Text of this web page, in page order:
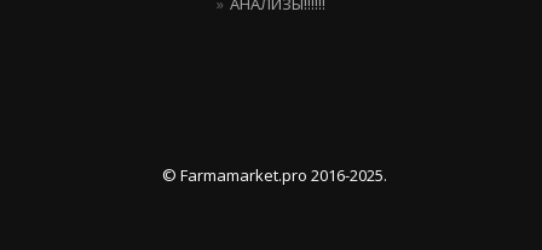
© Farmamarket.pro 2016-2025.